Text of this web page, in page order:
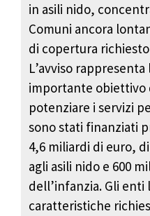
in asili nido,
Comuni ancora
di copertura
L’avviso
importante obiettivo
potenziare i servizi
sono stati finanziati
4,6 miliardi di euro,
agli asili nido e 600
dell’infanzia. Gli enti
caratteristiche